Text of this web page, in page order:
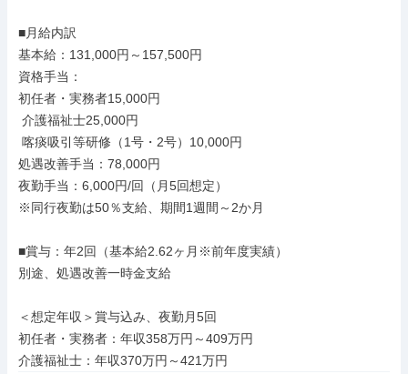
■月給内訳
基本給：131,000円～157,500円
資格手当：
初任者・実務者15,000円
処遇改善手当：78,000円
夜勤手当：6,000円/回（月5回想定）
※同行夜勤は50％支給、期間1週間～2か月
■賞与：年2回（基本給2.62ヶ月※前年度実績）
別途、処遇改善一時金支給
＜想定年収＞賞与込み、夜勤月5回
初任者・実務者：年収358万円～409万円
介護福祉士：年収370万円～421万円